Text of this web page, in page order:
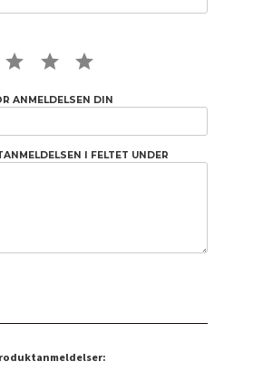
3 STAR4 STAR5 STAR
ANMELDELSEN DIN
I FELTET UNDER